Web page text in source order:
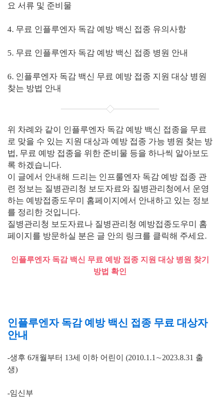
요 서류 및 준비물
4. 무료 인플루엔자 독감 예방 백신 접종 유의사항
5. 무료 인플루엔자 독감 예방 백신 접종 병원 안내
6. 인플루엔자 독감 백신 무료 예방 접종 지원 대상 병원
찾는 방법 안내
위 차례와 같이 인플루엔자 독감 예방 백신 접종을 무료
로 맞을 수 있는 지원 대상과 예방 접종 가능 병원 찾는 방
법, 무료 예방 접종을 위한 준비물 등을 하나씩 알아보도
록 하겠습니다.
이 글에서 안내해 드리는 인프룰엔자 독감 예방 접종 관
련 정보는 질병관리청 보도자료와 질병관리청에서 운영
하는 예방접종도우미 홈페이지에서 안내하고 있는 정보
를 정리한 것입니다.
질병관리청 보도자료나 질병관리청 예방접종도우미 홈
페이지를 방문하실 분은 글 안의 링크를 클릭해 주세요.
인플루엔자 독감 백신 무료 예방 접종 지원 대상 병원 찾기
방법 확인
인플루엔자 독감 예방 백신 접종 무료 대상자
안내
-생후 6개월부터 13세 이하 어린이 (2010.1.1 ∼2023.8.31 출
생)
-임신부